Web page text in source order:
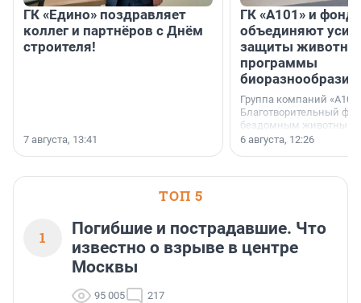
ГК «Едино» поздравляет
коллег и партнёров с Днём
строителя!
7 августа, 13:41
ГК «А101» и фонд
объединяют
защиты
программы
биоразнообразия
Группа компаний
Благотворительный
бездомным животным
заключили соглашение
6 августа, 12:26
ТОП 5
1
Погибшие и пострадавшие. Что
известно о взрыве в центре
Москвы
95 005 217